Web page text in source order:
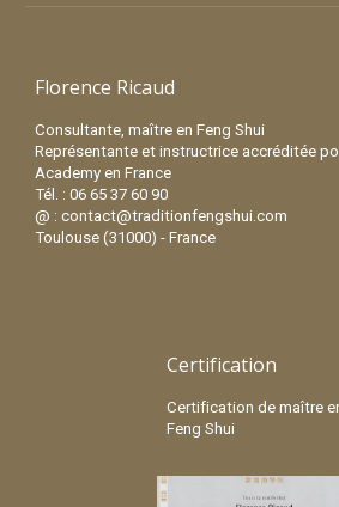
Florence Ricaud
Consultante, maître en Feng Shui
Représentante et instructrice accréditée
Academy en France
Tél. : 06 65 37 60 90
@ : contact@traditionfengshui.com
Toulouse (31000) - France
Certification
Certification de maître
Feng Shui